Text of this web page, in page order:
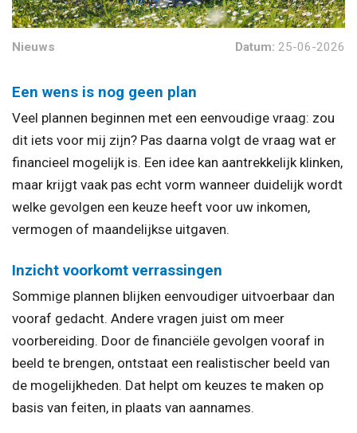
Nieuws Datum: 25-06-2026
Een wens is nog geen plan
Veel plannen beginnen met een eenvoudige vraag: zou
dit iets voor mij zijn? Pas daarna volgt de vraag wat er
financieel mogelijk is. Een idee kan aantrekkelijk klinken,
maar krijgt vaak pas echt vorm wanneer duidelijk wordt
welke gevolgen een keuze heeft voor uw inkomen,
vermogen of maandelijkse uitgaven.
Inzicht voorkomt verrassingen
Sommige plannen blijken eenvoudiger uitvoerbaar dan
vooraf gedacht. Andere vragen juist om meer
voorbereiding. Door de financiële gevolgen vooraf in
beeld te brengen, ontstaat een realistischer beeld van
de mogelijkheden. Dat helpt om keuzes te maken op
basis van feiten, in plaats van aannames.